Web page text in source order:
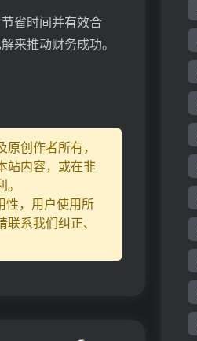
省时间并有效合
来推动财务成功。
原创作者所有，
站内容，或在非
性，用户使用所
系我们纠正、